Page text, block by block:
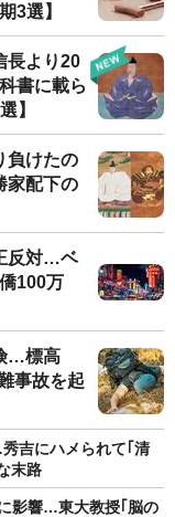
3選】
長より20
書に載ら
】
負けたの
家配下の
反対…ベ
100万
…標高
事故を起
吉にハメられて｢清
末路
影響…東大教授｢脳の